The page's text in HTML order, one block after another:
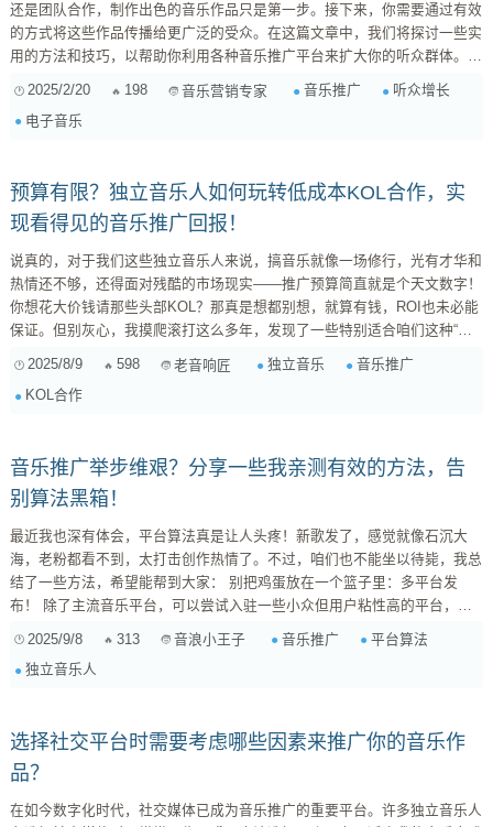
还是团队合作，制作出色的音乐作品只是第一步。接下来，你需要通过有效
的方式将这些作品传播给更广泛的受众。在这篇文章中，我们将探讨一些实
用的方法和技巧，以帮助你利用各种音乐推广平台来扩大你的听众群体。
了解目标受众至关重要。不同的平台吸引了不同类型的人群。例如，如果你
的风格偏向电子舞曲，那么像SoundCloud和Beatport这样的专业网站可能
会比传统流媒体服务（如Spotify）更适合你。研究各个平台用户的数据和
2025/2/20 198 音乐营销专家 音乐推广
听众增长
电子音乐
预算有限？独立音乐人如何玩转低成本KOL合作，实
现看得见的音乐推广回报！
说真的，对于我们这些独立音乐人来说，搞音乐就像一场修行，光有才华和
热情还不够，还得面对残酷的市场现实——推广预算简直就是个天文数字！
你想花大价钱请那些头部KOL？那真是想都别想，就算有钱，ROI也未必能
保证。但别灰心，我摸爬滚打这么多年，发现了一些特别适合咱们这种“穷”
艺术家的路子，不仅经济高效，有些甚至能让你清楚地看到每一分投入（或
者说每一分精力）换来了什么。 咱们得把思路打开，所谓的“KOL”不一定非
得是百万粉丝的大V。很多时候，那些身处细分领域、影响力虽小但与你的
2025/8/9 598 老音响匠 独立音乐
音乐推广
KOL合作
音乐推广举步维艰？分享一些我亲测有效的方法，告
别算法黑箱！
最近我也深有体会，平台算法真是让人头疼！新歌发了，感觉就像石沉大
海，老粉都看不到，太打击创作热情了。不过，咱们也不能坐以待毙，我总
结了一些方法，希望能帮到大家： 别把鸡蛋放在一个篮子里：多平台发
布！ 除了主流音乐平台，可以尝试入驻一些小众但用户粘性高的平台，比
在评论区回复留言，发起话题讨论，甚至可以搞一些线上直播或者小型演
2025/9/8 313 音浪小王子 音乐推广
平台算法
独立音乐人
选择社交平台时需要考虑哪些因素来推广你的音乐作
品？
在如今数字化时代，社交媒体已成为音乐推广的重要平台。许多独立音乐人